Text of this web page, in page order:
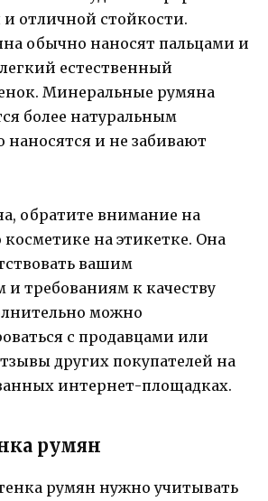
и отличной стойкости.
обычно наносят пальцами и
естественный
Минеральные румяна
более натуральным
наносятся и не забивают
обратите внимание на
на этикетке. Она
вашим
и требованиям к качеству
можно
с продавцами или
других покупателей на
интернет-площадках.
румян
румян нужно учитывать